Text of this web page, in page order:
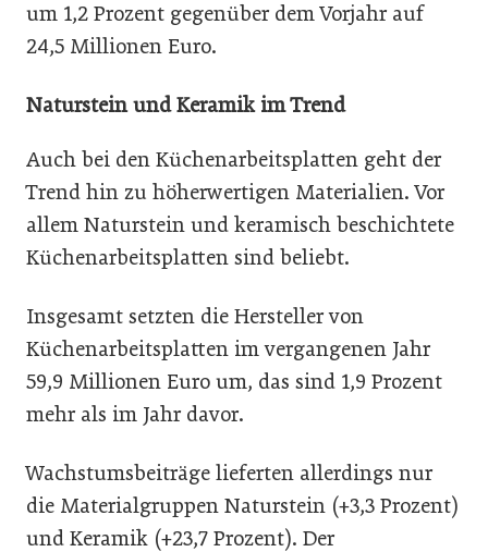
um 1,2 Prozent gegenüber dem Vorjahr auf
24,5 Millionen Euro.
Naturstein und Keramik im Trend
Auch bei den Küchenarbeitsplatten geht der
Trend hin zu höherwertigen Materialien. Vor
allem Naturstein und keramisch beschichtete
Küchenarbeitsplatten sind beliebt.
Insgesamt setzten die Hersteller von
Küchenarbeitsplatten im vergangenen Jahr
59,9 Millionen Euro um, das sind 1,9 Prozent
mehr als im Jahr davor.
Wachstumsbeiträge lieferten allerdings nur
die Materialgruppen Naturstein (+3,3 Prozent)
und Keramik (+23,7 Prozent). Der